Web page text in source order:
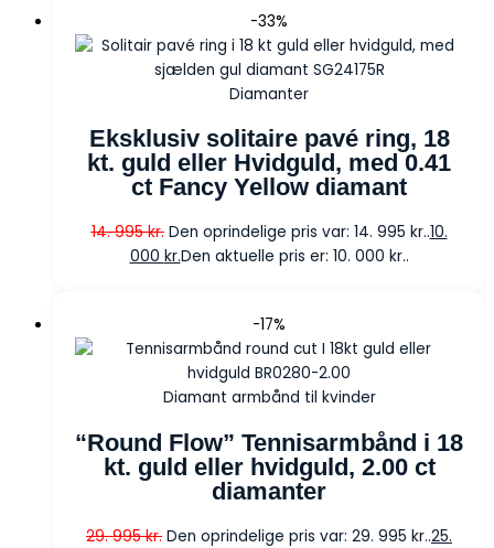
-33%
Diamanter
Eksklusiv solitaire pavé ring, 18
kt. guld eller Hvidguld, med 0.41
ct Fancy Yellow diamant
14. 995kr. Den oprindelige pris var: 14. 995 kr..10.
000 kr.Den aktuelle pris er: 10. 000 kr..
-17%
Diamant armbånd til kvinder
“Round Flow” Tennisarmbånd i 18
kt. guld eller hvidguld, 2.00 ct
diamanter
29. 995kr. Den oprindelige pris var: 29. 995 kr..25.